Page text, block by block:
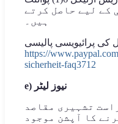
کے لیے حاصل کرتے
ہیں۔
https://
sicherheit-faq3712
e) نیوز لیٹر
تشہیری مقاصد
کا آپشن موجود